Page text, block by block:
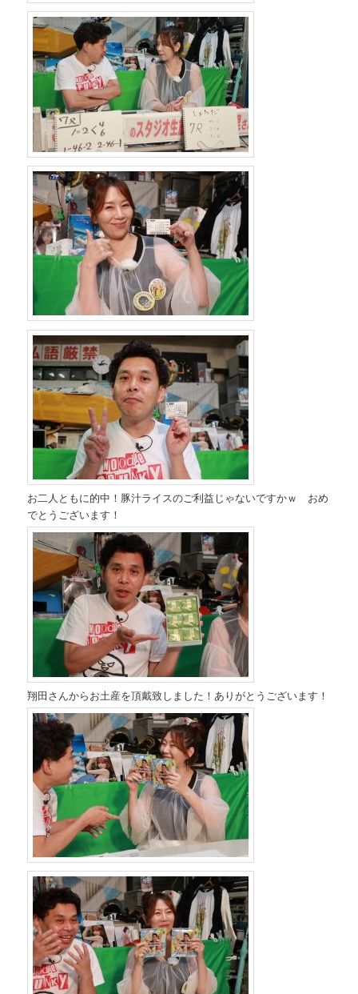
お二人ともに的中！豚汁ライスのご利益じゃないですかｗ おめ
でとうございます！
翔田さんからお土産を頂戴致しました！ありがとうございます！